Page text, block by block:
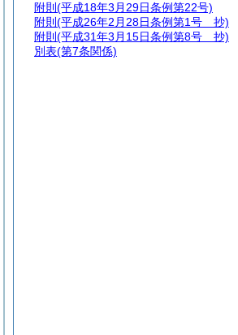
附則 (平成18年3月29日条例第22号)
附則 (平成26年2月28日条例第1号 抄)
附則 (平成31年3月15日条例第8号 抄)
別表(第7条関係)